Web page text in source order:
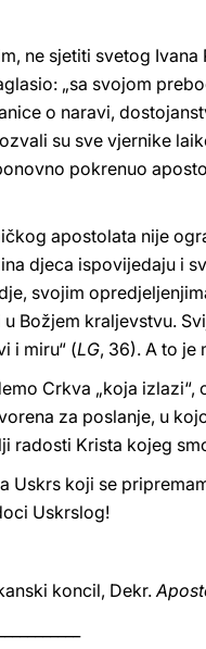
ne sjetiti svetog
„sa svojom
o naravi,
su sve vjernike
pokrenuo
apostolata nije
djeca ispovijedaju i
svojim
Božjem kraljevstvu.
i miru“ (LG, 36). A to je
Crkva „koja
za poslanje, u
radosti Krista kojeg
Uskrs koji se
Uskrslog!
koncil, Dekr.